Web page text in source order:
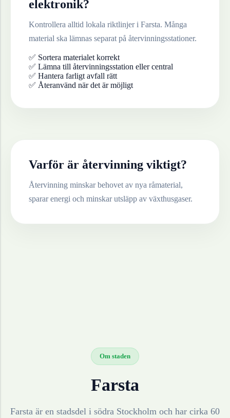
elektronik?
Kontrollera alltid lokala riktlinjer i Farsta. Många
material ska lämnas separat på återvinningsstationer.
✅ Sortera materialet korrekt
✅ Lämna till återvinningsstation eller central
✅ Hantera farligt avfall rätt
✅ Återanvänd när det är möjligt
Varför är återvinning viktigt?
Återvinning minskar behovet av nya råmaterial,
sparar energi och minskar utsläpp av växthusgaser.
Om staden
Farsta
Farsta är en stadsdel i södra Stockholm och har cirka 60